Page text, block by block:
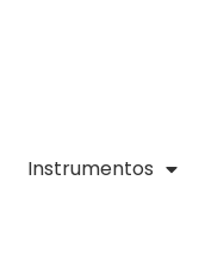
Instrumentos